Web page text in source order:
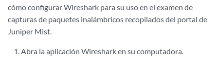
cómo configurar Wireshark para su uso en el examen de
capturas de paquetes inalámbricos recopilados del portal de
Juniper Mist.
Abra la aplicación Wireshark en su computadora.